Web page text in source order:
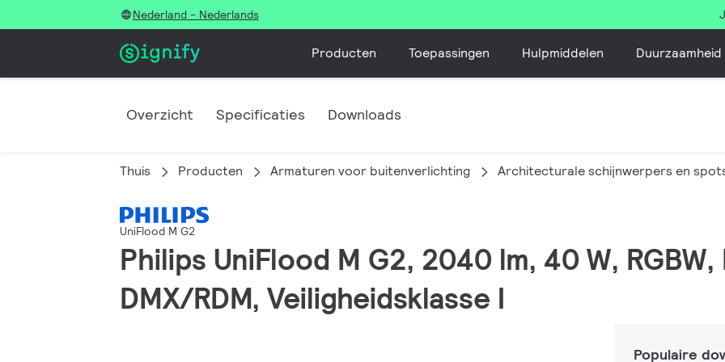
Nederland - Nederlands
Producten Toepassingen Hulpmiddelen Duurzaamheid
Overzicht Specificaties Downloads
Thuis Producten Armaturen voor buitenverlichting Architecturale schijnwerpers en
UniFlood M G2
Philips UniFlood M G2, 2040 lm, 40 W,
DMX/RDM, Veiligheidsklasse I
Populaire